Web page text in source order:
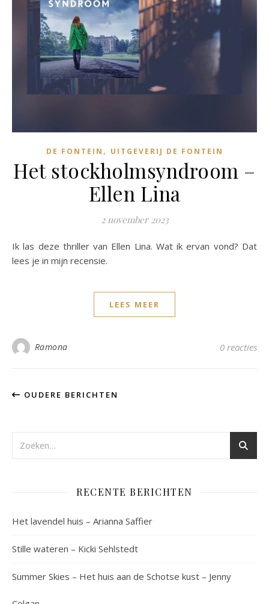
DE FONTEIN , UITGEVERIJ DE FONTEIN
Het stockholmsyndroom –
Ellen Lina
2 november 2023
Ik las deze thriller van Ellen Lina. Wat ik ervan vond? Dat
lees je in mijn recensie.
LEES MEER
Ramona 0 reacties
OUDERE BERICHTEN
RECENTE BERICHTEN
Het lavendel huis – Arianna Saffier
Stille wateren – Kicki Sehlstedt
Summer Skies – Het huis aan de Schotse kust – Jenny